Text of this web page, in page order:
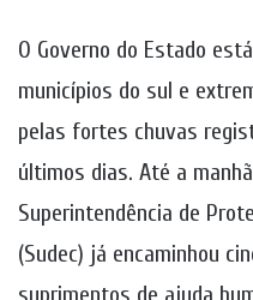
O Governo do Estado
municípios do sul e
pelas fortes chuvas
últimos dias. Até a
Superintendência de
(Sudec) já encaminhou
suprimentos de ajuda